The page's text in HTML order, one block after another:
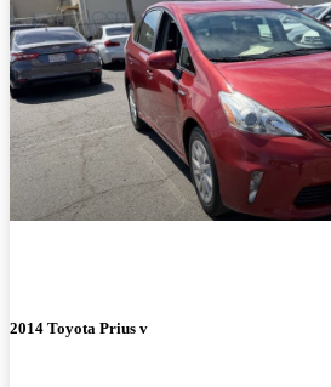
2014 Toyota Prius v